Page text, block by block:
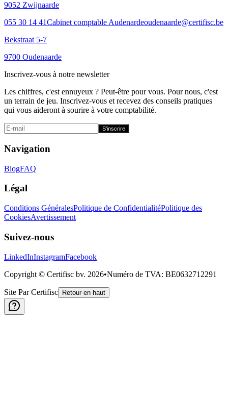
9052 Zwijnaarde
055 30 14 41Cabinet comptable Audenardeoudenaarde@certifisc.be
Bekstraat 5-7
9700 Oudenaarde
Inscrivez-vous à notre newsletter
Les chiffres, c'est ennuyeux ? Peut-être pour vous. Pour nous, c'est
un terrain de jeu. Inscrivez-vous et recevez des conseils pratiques
qui vous aideront à sourire à votre comptabilité.
S'inscrire
Navigation
BlogFAQ
Légal
Conditions GénéralesPolitique de ConfidentialitéPolitique des
CookiesAvertissement
Suivez-nous
LinkedInInstagramFacebook
Copyright © Certifisc bv. 2026•Numéro de TVA: BE0632712291
Site Par Certifisc Retour en haut